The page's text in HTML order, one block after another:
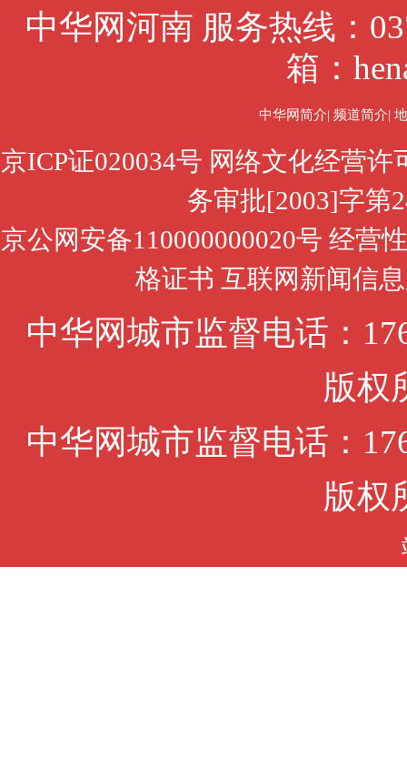
中华网河南 服务热线：
箱：
中华网简介| 频道简介|
京ICP证020034号 网络文化经营许
务审批[2003]字第
京公网安备110000000020号经营
格证书 互联网新闻信
中华网城市监督电话：
版权
中华网城市监督电话：
版权